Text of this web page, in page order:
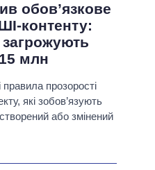
обов’язкове
контенту:
млн
прозорості
які зобов’язують
або змінений